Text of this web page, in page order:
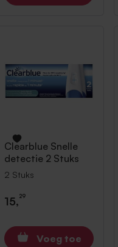
Clearblue Snelle
detectie 2 Stuks
2 Stuks
15,29
Voeg toe